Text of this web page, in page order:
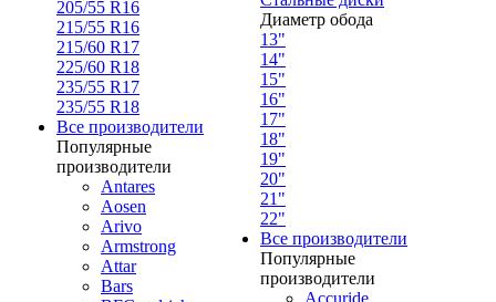
205/55 R16
215/55 R16
215/60 R17
225/60 R18
235/55 R17
235/55 R18
Все производители
Популярные
производители
Antares
Aosen
Arivo
Armstrong
Attar
Bars
Диаметр обода
13"
14"
15"
16"
17"
18"
19"
20"
21"
22"
Все производители
Популярные
производители
Accuride